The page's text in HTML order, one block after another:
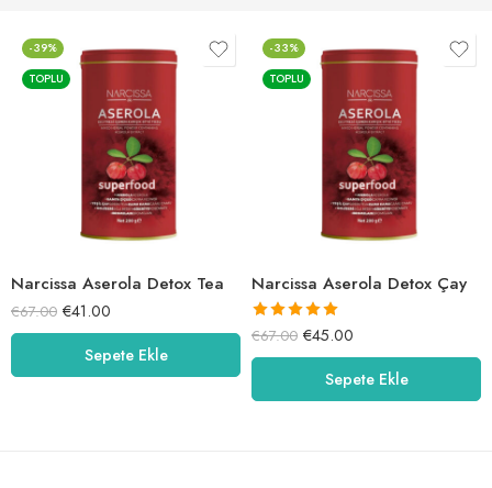
-39%
TOPLU
Narcissa Aserola Detox Tea
€67.00 €41.00
Sepete Ekle
-33%
TOPLU
Narcissa Aserola Detox Çay
5 üzerinden
5.00oy aldı
€67.00 €45.00
Sepete Ekle